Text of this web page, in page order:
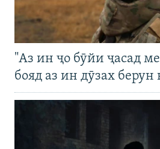
"Аз ин ҷо бӯйи ҷасад
бояд аз ин дӯзах